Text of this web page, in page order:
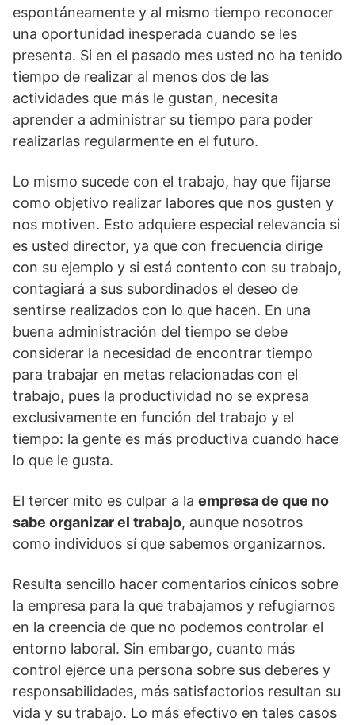
espontáneamente y al mismo tiempo reconocer
una oportunidad inesperada cuando se les
presenta. Si en el pasado mes usted no ha tenido
tiempo de realizar al menos dos de las
actividades que más le gustan, necesita
aprender a administrar su tiempo para poder
realizarlas regularmente en el futuro.
Lo mismo sucede con el trabajo, hay que fijarse
como objetivo realizar labores que nos gusten y
nos motiven. Esto adquiere especial relevancia si
es usted director, ya que con frecuencia dirige
con su ejemplo y si está contento con su trabajo,
contagiará a sus subordinados el deseo de
sentirse realizados con lo que hacen. En una
buena administración del tiempo se debe
considerar la necesidad de encontrar tiempo
para trabajar en metas relacionadas con el
trabajo, pues la productividad no se expresa
exclusivamente en función del trabajo y el
tiempo: la gente es más productiva cuando hace
lo que le gusta.
El tercer mito es culpar a la empresa de que no
sabe organizar el trabajo, aunque nosotros
como individuos sí que sabemos organizarnos.
Resulta sencillo hacer comentarios cínicos sobre
la empresa para la que trabajamos y refugiarnos
en la creencia de que no podemos controlar el
entorno laboral. Sin embargo, cuanto más
control ejerce una persona sobre sus deberes y
responsabilidades, más satisfactorios resultan su
vida y su trabajo. Lo más efectivo en tales casos